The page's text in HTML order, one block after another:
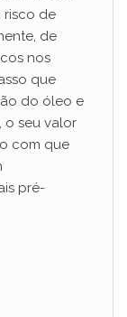
risco de
de
nos
que
do óleo e
o seu valor
com que
pré-